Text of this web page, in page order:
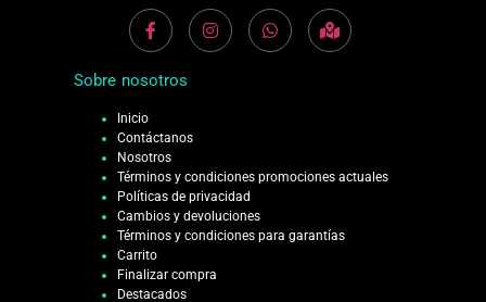
Sobre nosotros
Inicio
Contáctanos
Nosotros
Términos y condiciones promociones actuales
Políticas de privacidad
Cambios y devoluciones
Términos y condiciones para garantías
Carrito
Finalizar compra
Destacados